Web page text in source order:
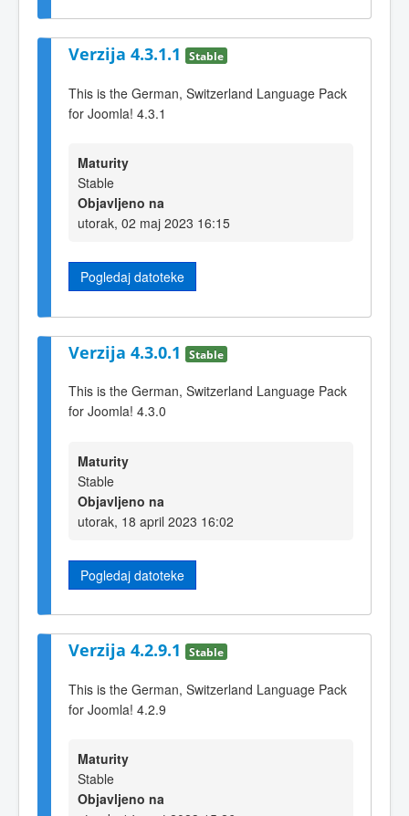
Verzija 4.3.1.1 Stable
This is the German, Switzerland Language Pack
for Joomla! 4.3.1
Maturity
Stable
Objavljeno na
utorak, 02 maj 2023 16:15
Pogledaj datoteke
Verzija 4.3.0.1 Stable
This is the German, Switzerland Language Pack
for Joomla! 4.3.0
Maturity
Stable
Objavljeno na
utorak, 18 april 2023 16:02
Pogledaj datoteke
Verzija 4.2.9.1 Stable
This is the German, Switzerland Language Pack
for Joomla! 4.2.9
Maturity
Stable
Objavljeno na